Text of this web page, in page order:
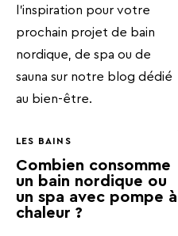
l'inspiration pour votre
prochain projet de bain
nordique, de spa ou de
sauna sur notre blog dédié
au bien-être.
LES BAINS
Combien consomme
un bain nordique ou
un spa avec pompe à
chaleur ?